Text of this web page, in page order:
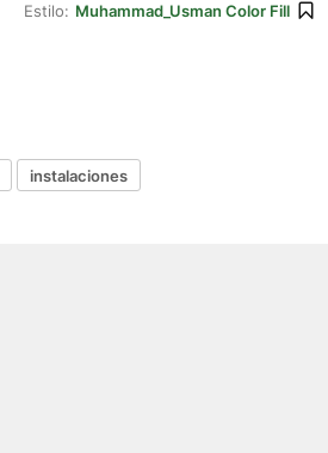
Estilo: Muhammad_Usman Color Fill
instalaciones